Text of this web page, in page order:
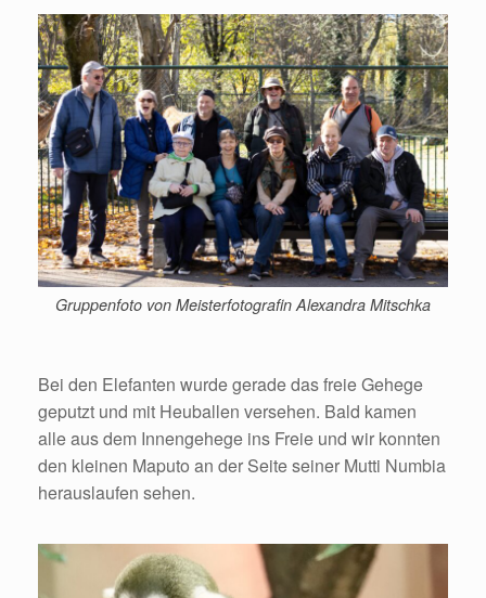
Gruppenfoto von Meisterfotografin Alexandra Mitschka
Bei den Elefanten wurde gerade das freie Gehege
geputzt und mit Heuballen versehen. Bald kamen
alle aus dem Innengehege ins Freie und wir konnten
den kleinen Maputo an der Seite seiner Mutti Numbia
herauslaufen sehen.